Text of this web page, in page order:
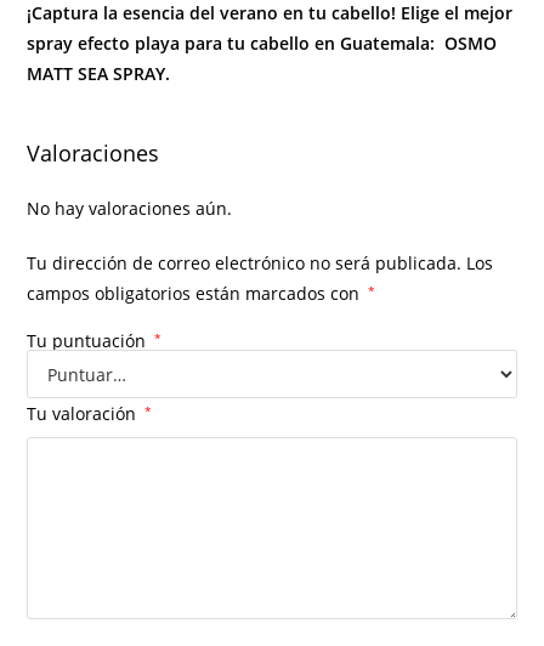
¡Captura la esencia del verano en tu cabello! Elige el mejor
spray efecto playa para tu cabello en Guatemala: OSMO
MATT SEA SPRAY.
Valoraciones
No hay valoraciones aún.
Tu dirección de correo electrónico no será publicada. Los
campos obligatorios están marcados con
*
Tu puntuación *
Tu valoración *